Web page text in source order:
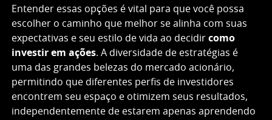
Entender essas opções é vital para que você possa
escolher o caminho que melhor se alinha com suas
expectativas e seu estilo de vida ao decidir como
investir em ações. A diversidade de estratégias é
uma das grandes belezas do mercado acionário,
permitindo que diferentes perfis de investidores
encontrem seu espaço e otimizem seus resultados,
independentemente de estarem apenas aprendendo